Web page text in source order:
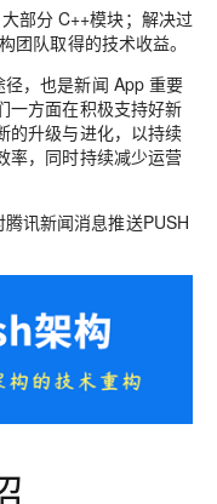
部分 C++模块；解决过
队取得的技术收益。
，也是新闻 App 重要
一方面在积极支持好新
的升级与进化，以持续
率，同时持续减少运营
讯新闻消息推送PUSH